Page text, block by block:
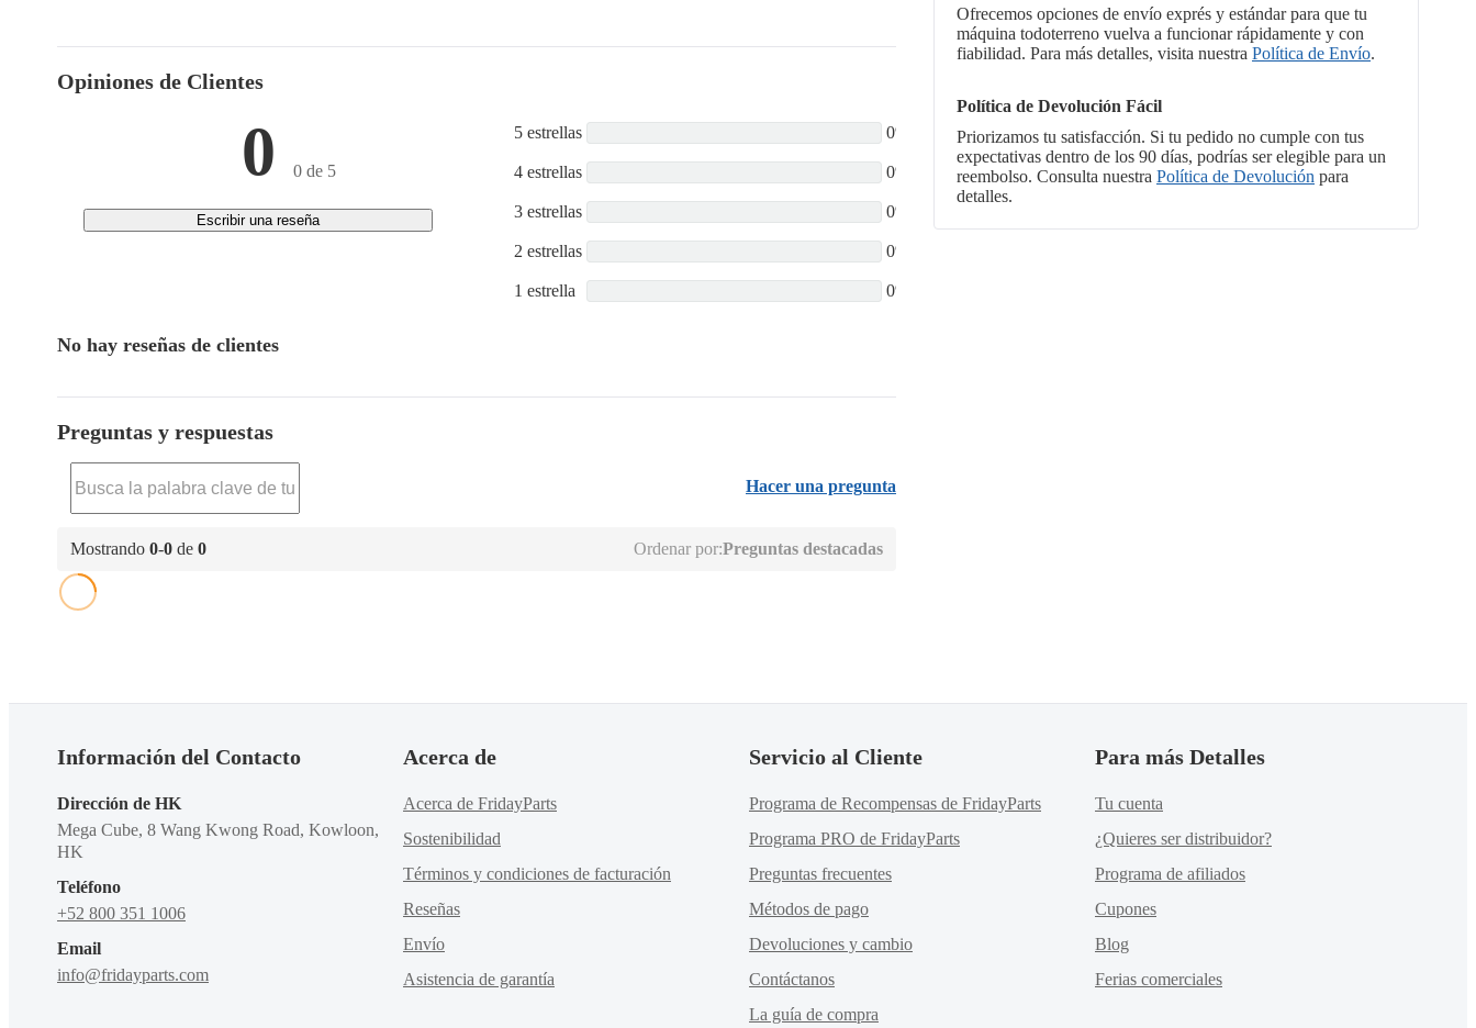
Opiniones de Clientes
0 0 de 5
Escribir una reseña
5 estrellas 0%
4 estrellas 0%
3 estrellas 0%
2 estrellas 0%
1 estrella 0%
No hay reseñas de clientes
Preguntas y respuestas
Hacer una pregunta
Mostrando 0-0 de 0 Ordenar por:Preguntas destacadas
Ofrecemos opciones de envío exprés y estándar para que tu
máquina todoterreno vuelva a funcionar rápidamente y con
fiabilidad. Para más detalles, visita nuestra Política de Envío.
Política de Devolución Fácil
Priorizamos tu satisfacción. Si tu pedido no cumple con tus
expectativas dentro de los 90 días, podrías ser elegible para un
reembolso. Consulta nuestra Política de Devolución para
detalles.
Información del Contacto
Dirección de HK
Mega Cube, 8 Wang Kwong Road, Kowloon,
HK
Teléfono
+52 800 351 1006
Email
info@fridayparts.com
Acerca de
Acerca de FridayParts
Sostenibilidad
Términos y condiciones de facturación
Reseñas
Envío
Asistencia de garantía
Servicio al Cliente
Programa de Recompensas de FridayParts
Programa PRO de FridayParts
Preguntas frecuentes
Métodos de pago
Devoluciones y cambio
Contáctanos
La guía de compra
Para más Detalles
Tu cuenta
¿Quieres ser distribuidor?
Programa de afiliados
Cupones
Blog
Ferias comerciales